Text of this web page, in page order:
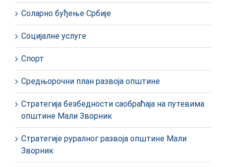
Соларно буђење Србије
Социјалне услуге
Спорт
Средњорочни план развоја општине
Стратегија безбедности саобраћаја на путевима
општине Мали Зворник
Стратегије руралног развоја општине Мали
Зворник